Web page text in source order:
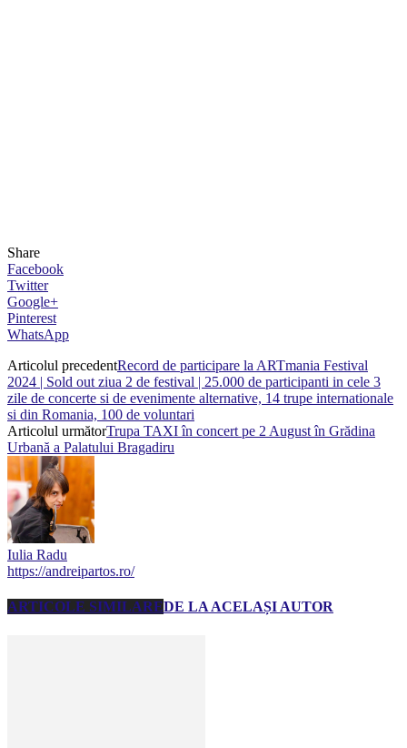
Share
Facebook
Twitter
Google+
Pinterest
WhatsApp
Articolul precedentRecord de participare la ARTmania Festival
2024 | Sold out ziua 2 de festival | 25.000 de participanti in cele 3
zile de concerte si de evenimente alternative, 14 trupe internationale
si din Romania, 100 de voluntari
Articolul următorTrupa TAXI în concert pe 2 August în Grădina
Urbană a Palatului Bragadiru
Iulia Radu
https://andreipartos.ro/
ARTICOLE SIMILAREDE LA ACELAȘI AUTOR